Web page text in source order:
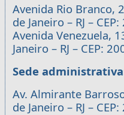
Avenida Rio Branco,
de Janeiro – RJ –
Avenida Venezuela,
Janeiro – RJ – CEP:
Sede
Av. Almirante
de Janeiro – RJ –